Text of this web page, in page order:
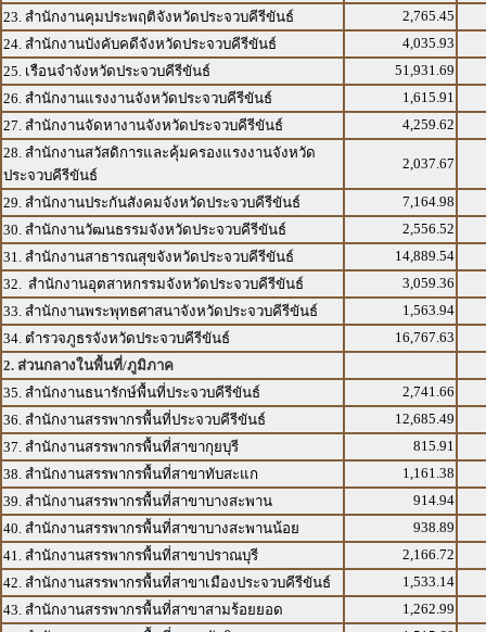
23. สำนักงานคุมประพฤติจังหวัดประจวบคีรีขันธ์
2,765.45
24. สำนักงานบังคับคดีจังหวัดประจวบคีรีขันธ์
4,035.93
25. เรือนจำจังหวัดประจวบคีรีขันธ์
51,931.69
26. สำนักงานแรงงานจังหวัดประจวบคีรีขันธ์
1,615.91
27. สำนักงานจัดหางานจังหวัดประจวบคีรีขันธ์
4,259.62
28. สำนักงานสวัสดิการและคุ้มครองแรงงานจังหวัด
ประจวบคีรีขันธ์
2,037.67
29. สำนักงานประกันสังคมจังหวัดประจวบคีรีขันธ์
7,164.98
30. สำนักงานวัฒนธรรมจังหวัดประจวบคีรีขันธ์
2,556.52
31. สำนักงานสาธารณสุขจังหวัดประจวบคีรีขันธ์
14,889.54
32. สำนักงานอุตสาหกรรมจังหวัดประจวบคีรีขันธ์
3,059.36
33. สำนักงานพระพุทธศาสนาจังหวัดประจวบคีรีขันธ์
1,563.94
34. ตำรวจภูธรจังหวัดประจวบคีรีขันธ์
16,767.63
2. ส่วนกลางในพื้นที่/ภูมิภาค
35. สำนักงานธนารักษ์พื้นที่ประจวบคีรีขันธ์
2,741.66
36. สำนักงานสรรพากรพื้นที่ประจวบคีรีขันธ์
12,685.49
37. สำนักงานสรรพากรพื้นที่สาขากุยบุรี
815.91
38. สำนักงานสรรพากรพื้นที่สาขาทับสะแก
1,161.38
39. สำนักงานสรรพากรพื้นที่สาขาบางสะพาน
914.94
40. สำนักงานสรรพากรพื้นที่สาขาบางสะพานน้อย
938.89
41. สำนักงานสรรพากรพื้นที่สาขาปราณบุรี
2,166.72
42. สำนักงานสรรพากรพื้นที่สาขาเมืองประจวบคีรีขันธ์
1,533.14
43. สำนักงานสรรพากรพื้นที่สาขาสามร้อยยอด
1,262.99